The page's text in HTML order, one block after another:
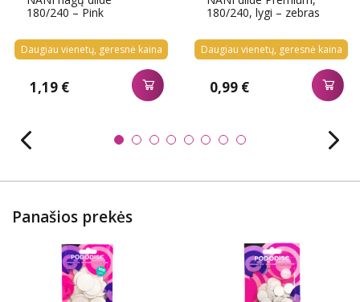
180/240 – Pink
Daugiau vienetų, geresnė kaina
1,19 €
180/240, lygi – zebras
Daugiau vienetų, geresnė kaina
0,99 €
Panašios prekės